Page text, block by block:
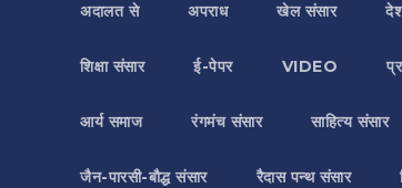
अदालत से अपराध खेल संसार
शिक्षा संसार ई-पेपर VIDEO
आर्य समाज रंगमंच संसार साहित्य संसार
जैन-पारसी-बौद्ध संसार रैदास पन्थ संसार